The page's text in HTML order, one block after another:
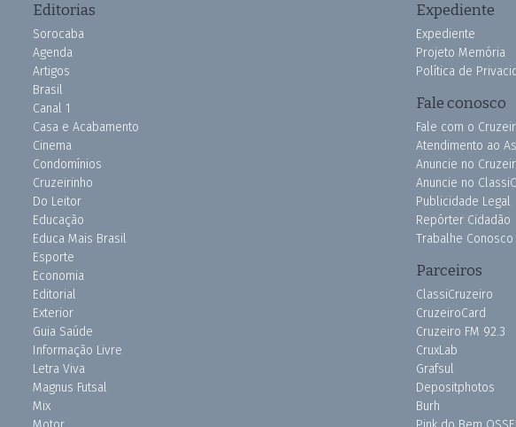
Editorias
Sorocaba
Agenda
Artigos
Brasil
Canal 1
Casa e Acabamento
Cinema
Condomínios
Cruzeirinho
Do Leitor
Educação
Educa Mais Brasil
Esporte
Economia
Editorial
Exterior
Guia Saúde
Informação Livre
Letra Viva
Magnus Futsal
Mix
Expediente
Expediente
Projeto Memória
Política de
Fale conosco
Fale com o
Atendimento ao
Anuncie no
Anuncie no
Publicidade Legal
Repórter Cidadão
Trabalhe Conosco
Parceiros
ClassiCruzeiro
CruzeiroCard
Cruzeiro FM 92.3
CruxLab
Grafsul
Depositphotos
Burh